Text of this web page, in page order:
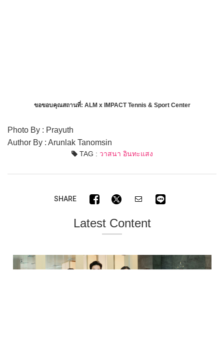
ขอขอบคุณสถานที่: ALM x IMPACT Tennis & Sport Center
Photo By : Prayuth
Author By : Arunlak Tanomsin
TAG : วาสนา อินทะแสง
SHARE
Latest Content